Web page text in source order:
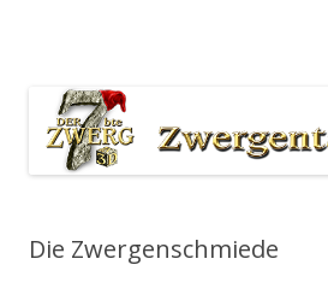
Die Zwergenschmiede